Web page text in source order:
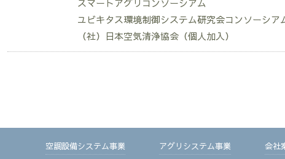
スマートアグリコンソーシアム
ユビキタス環境制御システム研究会コンソーシア
（社）日本空気清浄協会（個人加入）
空調設備システム事業 アグリシステム事業 会社